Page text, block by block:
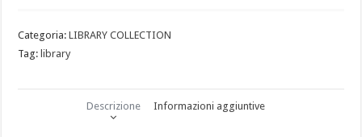
Categoria:LIBRARY COLLECTION
Tag:library
Descrizione Informazioni aggiuntive